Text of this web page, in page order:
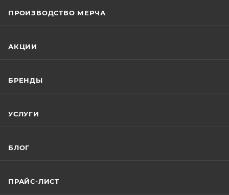
ПРОИЗВОДСТВО МЕРЧА
АКЦИИ
БРЕНДЫ
УСЛУГИ
БЛОГ
ПРАЙС-ЛИСТ